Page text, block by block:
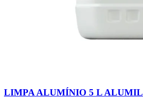
LIMPA ALUMÍNIO 5 L ALUMIL